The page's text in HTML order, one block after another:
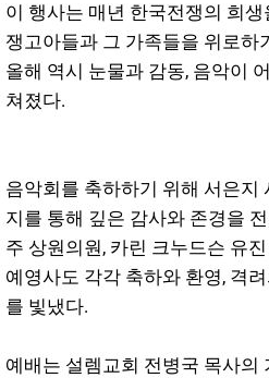
이 행사는 매년 한국전쟁의 희
쟁고아들과 그 가족들을 위로하
올해 역시 눈물과 감동, 음악이
쳐졌다.
음악회를 축하하기 위해 서은지
지를 통해 깊은 감사와 존경을
주 상원의원, 카린 크누드슨 유
예영사도 각각 축하와 환영, 격
를 빛냈다.
예배는 설렘교회 전병국 목사의